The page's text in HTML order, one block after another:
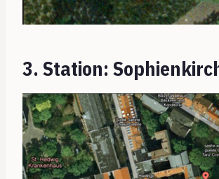
3. Station: